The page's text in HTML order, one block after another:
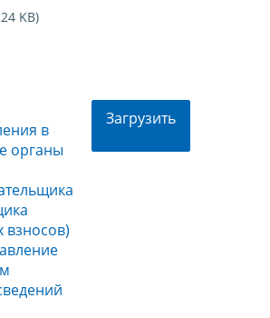
KB)
в
органы
взносов)
Загрузить